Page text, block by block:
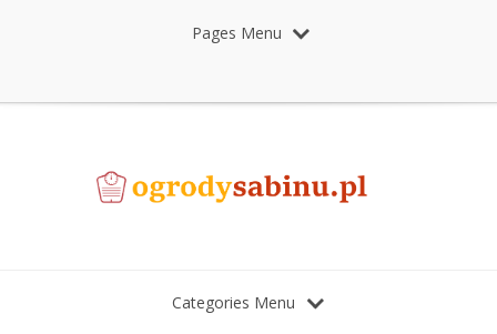
Pages Menu
Categories Menu